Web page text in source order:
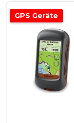
GPS Geräte